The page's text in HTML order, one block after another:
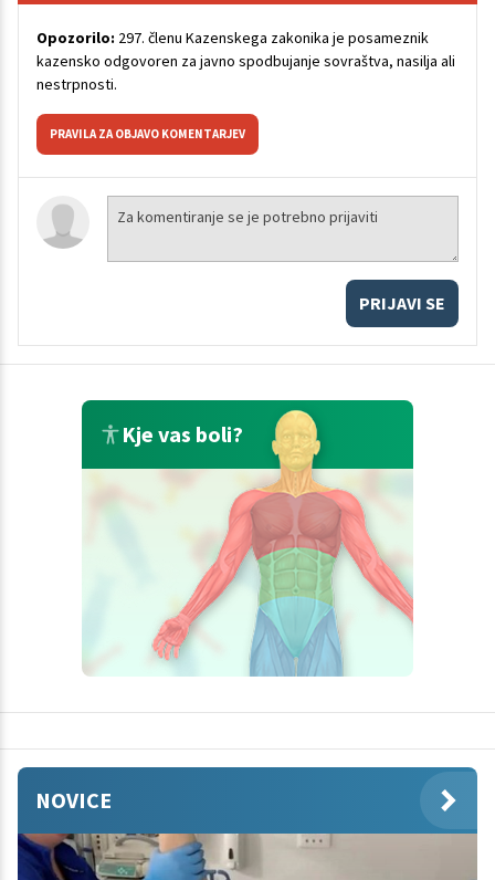
Opozorilo: 297. členu Kazenskega zakonika je posameznik
kazensko odgovoren za javno spodbujanje sovraštva, nasilja ali
nestrpnosti.
PRAVILA ZA OBJAVO KOMENTARJEV
PRIJAVI SE
Kje vas boli?
NOVICE